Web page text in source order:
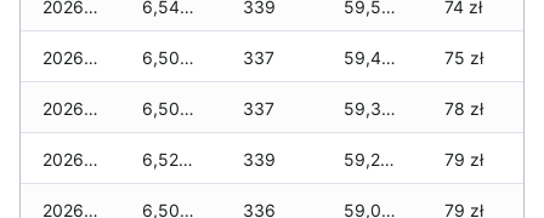
2026-05-08 6,540 zł 339 59,570 zł 74 zł
2026-05-07 6,500 zł 337 59,430 zł 75 zł
2026-05-06 6,500 zł 337 59,370 zł 78 zł
2026-05-05 6,520 zł 339 59,280 zł 79 zł
2026-05-04 6,500 zł 336 59,060 zł 79 zł